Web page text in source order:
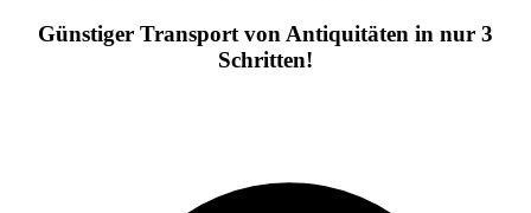
Günstiger Transport von Antiquitäten in nur 3
Schritten!